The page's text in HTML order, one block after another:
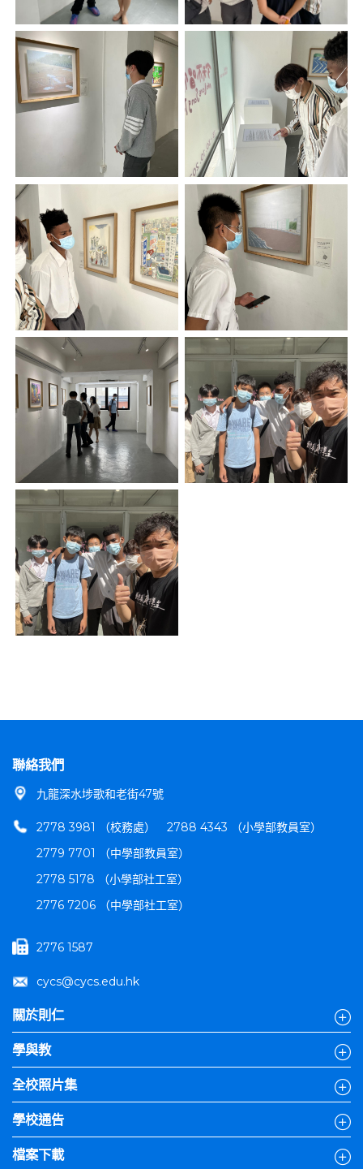
聯絡我們
九龍深水埗歌和老街47號
2778 3981 （校務處）
2788 4343 （小學部教員室）
2779 7701 （中學部教員室）
2778 5178 （小學部社工室）
2776 7206 （中學部社工室）
2776 1587
cycs@cycs.edu.hk
關於則仁
學與教
全校照片集
學校通告
檔案下載